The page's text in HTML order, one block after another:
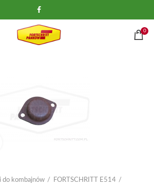
0
Kliknij, aby powiększyć
do kombajnów
FORTSCHRITT E514